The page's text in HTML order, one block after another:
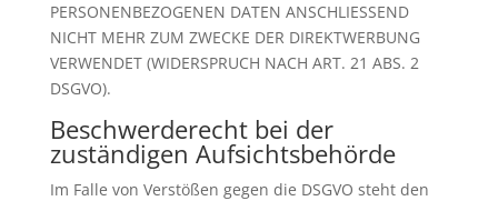
PERSONENBEZOGENEN DATEN ANSCHLIESSEND
NICHT MEHR ZUM ZWECKE DER DIREKTWERBUNG
VERWENDET (WIDERSPRUCH NACH ART. 21 ABS. 2
DSGVO).
Beschwerde­recht bei der
zuständigen Aufsichts­behörde
Im Falle von Verstößen gegen die DSGVO steht den